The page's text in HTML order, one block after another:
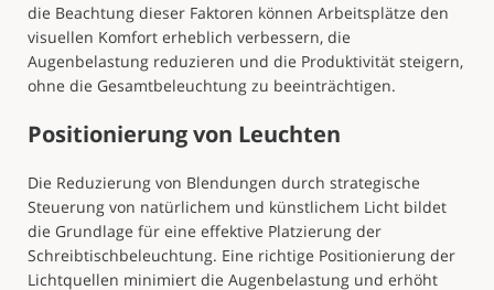
die Beachtung dieser Faktoren können Arbeitsplätze den
visuellen Komfort erheblich verbessern, die
Augenbelastung reduzieren und die Produktivität steigern,
ohne die Gesamtbeleuchtung zu beeinträchtigen.
Positionierung von Leuchten
Die Reduzierung von Blendungen durch strategische
Steuerung von natürlichem und künstlichem Licht bildet
die Grundlage für eine effektive Platzierung der
Schreibtischbeleuchtung. Eine richtige Positionierung der
Lichtquellen minimiert die Augenbelastung und erhöht